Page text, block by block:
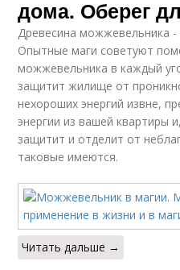
дома. Оберег
Древесина можжевельника
Опытные маги советуют
можжевельника в каждый
защитит жилище от
нехороших энергий извне,
энергии из вашей квартиры
защитит и отделит от
таковые имеются.
Читать дальше →